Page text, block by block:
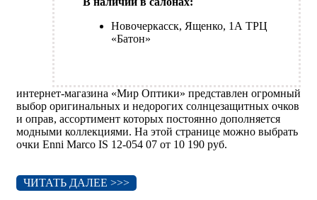
Новочеркасск, Ященко, 1А ТРЦ
«Батон»
интернет-магазина «Мир Оптики» представлен огромный
выбор оригинальных и недорогих солнцезащитных очков
и оправ, ассортимент которых постоянно дополняется
модными коллекциями. На этой странице можно выбрать
очки Enni Marco IS 12-054 07 от 10 190 руб.
ЧИТАТЬ ДАЛЕЕ >>>